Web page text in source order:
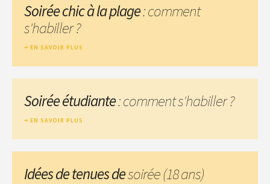
Soirée chic à la plage: comment
s'habiller ?
EN SAVOIR PLUS
Soirée étudiante: comment s'habiller ?
EN SAVOIR PLUS
Idées de tenues desoirée (18 ans)